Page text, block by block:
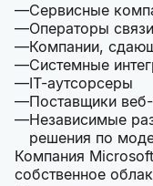
Сервисные
Операторы
Компании,
Системные
IT-аутсорсеры
Поставщики веб-
Независимые
решения по
Компания
собственное